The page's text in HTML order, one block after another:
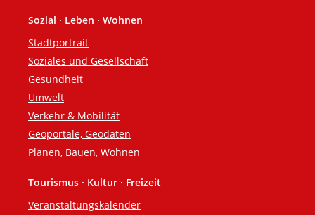
Sozial · Leben · Wohnen
Stadtportrait
Soziales und Gesellschaft
Gesundheit
Umwelt
Verkehr & Mobilität
Geoportale, Geodaten
Planen, Bauen, Wohnen
Tourismus · Kultur · Freizeit
Veranstaltungskalender